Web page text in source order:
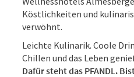
Köstlichkeiten und
verwöhnt.
Leichte Kulinarik. Coole
Chillen und das Leben
Dafür steht das PFANDL.